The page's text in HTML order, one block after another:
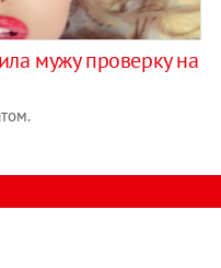
мужу проверку на